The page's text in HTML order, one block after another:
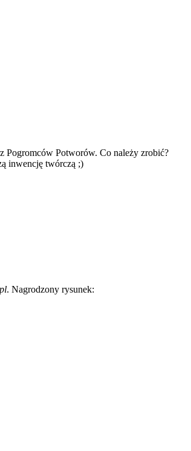
Pogromców Potworów. Co należy zrobić?
inwencję twórczą ;)
. Nagrodzony rysunek: